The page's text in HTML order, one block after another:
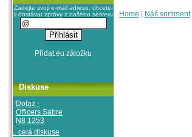
Home Náš sortiment|
Zadejte svoji e-mail adresu, chcete-
li dostávat zprávy z našeho serveru
Diskuse
Dotaz -
Officers Sabre
N8 1253
.. celá diskuse